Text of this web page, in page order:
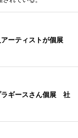
アーティストが個展
ラギースさん個展 社